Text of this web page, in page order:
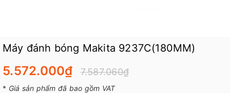
Máy đánh bóng Makita 9237C(180MM)
5.572.000₫ 7.587.060₫
* Giá sản phẩm đã bao gồm VAT